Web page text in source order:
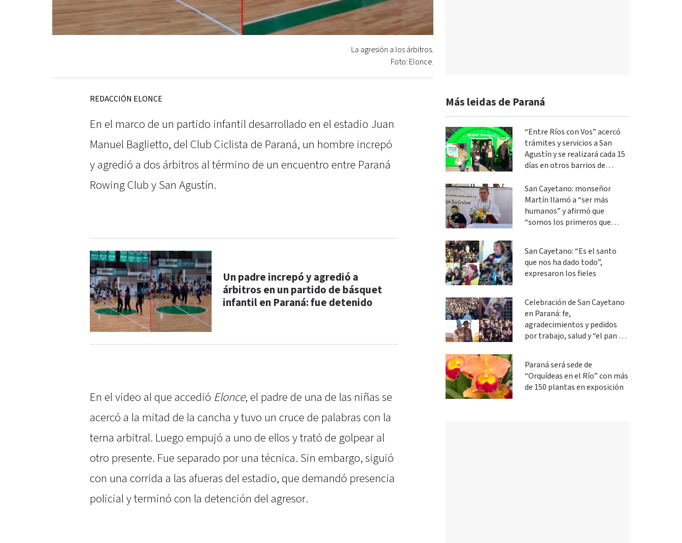
La agresión a los árbitros.
Foto: Elonce.
REDACCIÓN ELONCE
En el marco de un partido infantil desarrollado en el estadio Juan
Manuel Baglietto, del Club Ciclista de Paraná, un hombre increpó
y agredió a dos árbitros al término de un encuentro entre Paraná
Rowing Club y San Agustín.
Un padre increpó y agredió a
árbitros en un partido de básquet
infantil en Paraná: fue detenido
En el video al que accedió Elonce, el padre de una de las niñas se
acercó a la mitad de la cancha y tuvo un cruce de palabras con la
terna arbitral. Luego empujó a uno de ellos y trató de golpear al
otro presente. Fue separado por una técnica. Sin embargo, siguió
con una corrida a las afueras del estadio, que demandó presencia
policial y terminó con la detención del agresor.
Más leidas de Paraná
“Entre Ríos con Vos” acercó
trámites y servicios a San
Agustín y se realizará cada 15
días en otros barrios de
San Cayetano: monseñor
Martín llamó a “ser más
humanos” y afirmó que
“somos los primeros que
San Cayetano: “Es el santo
que nos ha dado todo”,
expresaron los fieles
Celebración de San Cayetano
en Paraná: fe,
agradecimientos y pedidos
por trabajo, salud y “el pan de
Paraná será sede de
“Orquídeas en el Río” con más
de 150 plantas en exposición